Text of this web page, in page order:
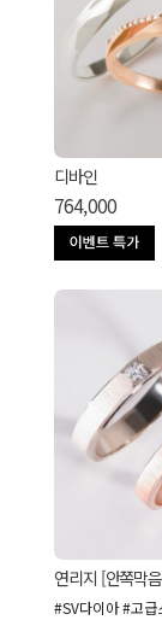
디바인
764,000
연리지 [안쪽막
#SV다이아 #고급